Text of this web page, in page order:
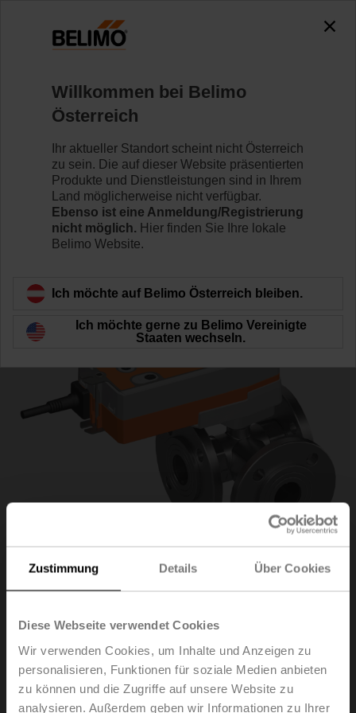
Zustimmung Details Über Cookies
Diese Webseite verwendet Cookies
Wir verwenden Cookies, um Inhalte und Anzeigen zu
personalisieren, Funktionen für soziale Medien anbieten
zu können und die Zugriffe auf unsere Website zu
analysieren. Außerdem geben wir Informationen zu Ihrer
R7032R-B3+SRF24A-O
Mehr erfahren
Zurück zur Produktkategorie
R7032R-B3+SRF24A-
O
Willkommen bei Belimo
Österreich
Ihr aktueller Standort scheint nicht Österreich
zu sein. Die auf dieser Website präsentierten
Produkte und Dienstleistungen sind in Ihrem
Land möglicherweise nicht verfügbar.
Ebenso ist eine Anmeldung/Registrierung
nicht möglich. Hier finden Sie Ihre lokale
Belimo Website.
Ich möchte auf Belimo Österreich bleiben.
Ich möchte gerne zu Belimo Vereinigte
Staaten wechseln.